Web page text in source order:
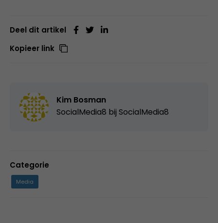
Deel dit artikel
Kopieer link
Kim Bosman
SocialMedia8 bij SocialMedia8
Categorie
Media